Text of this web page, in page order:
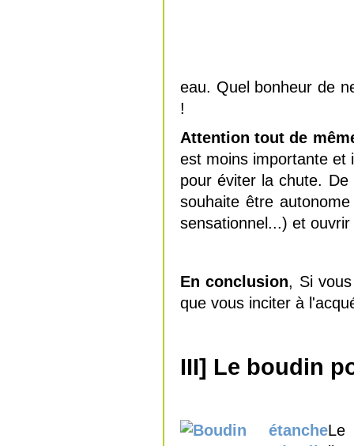
eau. Quel bonheur de
!
Attention tout de
est moins importante et
pour éviter la chute.
souhaite être
sensationnel...) et
En conclusion, Si
que vous inciter à
III] Le boudin
Le